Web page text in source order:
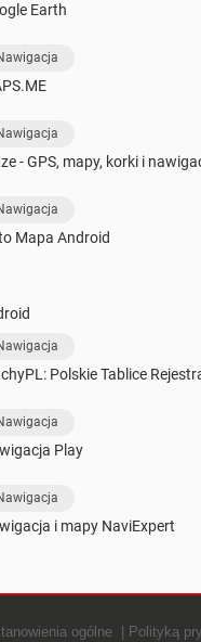
Earth
- GPS, mapy, korki i
Mapa Android
Polskie Tablice
Play
i mapy NaviExpert
ogólne Polityką